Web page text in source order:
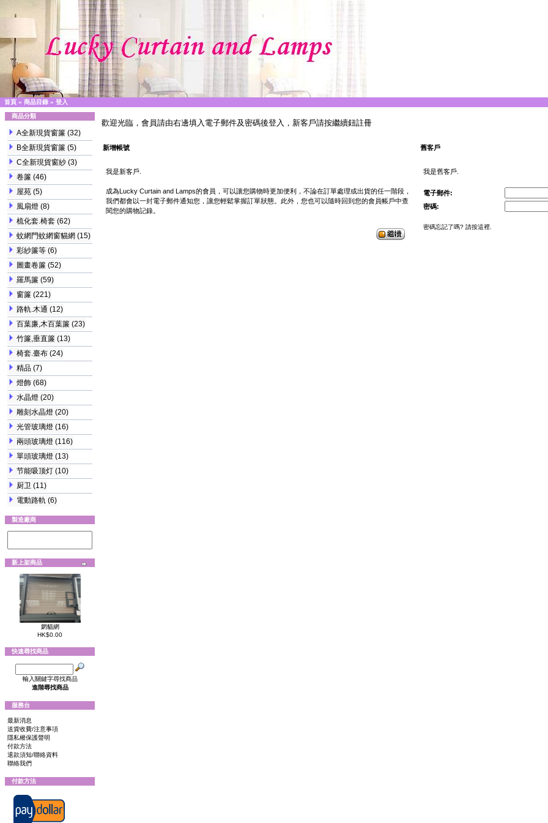
首頁 » 商品目錄 » 登入
商品分類
A全新現貨窗簾 (32)
B全新現貨窗簾 (5)
C全新現貨窗紗 (3)
卷簾 (46)
屋苑 (5)
風扇燈 (8)
梳化套.椅套 (62)
蚊網門蚊網窗貓網 (15)
彩紗簾等 (6)
圖畫卷簾 (52)
羅馬簾 (59)
窗簾 (221)
路軌.木通 (12)
百葉廉,木百葉簾 (23)
竹簾,垂直簾 (13)
椅套.臺布 (24)
精品 (7)
燈飾 (68)
水晶燈 (20)
雕刻水晶燈 (20)
光管玻璃燈 (16)
兩頭玻璃燈 (116)
單頭玻璃燈 (13)
节能吸顶灯 (10)
厨卫 (11)
電動路軌 (6)
製造廠商
新上架商品
龬貓網
HK$0.00
快速尋找商品
輸入關鍵字尋找商品
進階尋找商品
服務台
最新消息
送貨收費/注意事項
隱私權保護聲明
付款方法
退款須知/聯絡資料
聯絡我們
付款方法
歡迎光臨，會員請由右邊填入電子郵件及密碼後登入，新客戶請按繼續鈕註冊
新增帳號 舊客戶
我是新客戶.
成為Lucky Curtain and Lamps的會員，可以讓您購物時更加便利，不論在訂單處理或出貨的任一階段，
我們都會以一封電子郵件通知您，讓您輕鬆掌握訂單狀態。此外，您也可以隨時回到您的會員帳戶中查
閱您的購物記錄。
我是舊客戶.
電子郵件:
密碼:
密碼忘記了嗎? 請按這裡.